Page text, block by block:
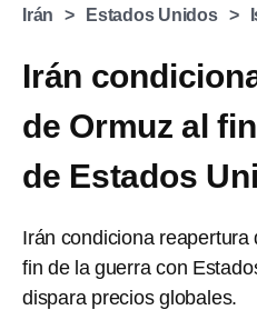
Irán Estados Unidos
Irán
de Ormuz al
de Estados
Irán condiciona reapertura
fin de la guerra con
dispara precios globales.